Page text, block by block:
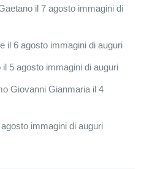
il 7 agosto immagini di
il 6 agosto immagini di auguri
5 agosto immagini di auguri
Giovanni Gianmaria il 4
immagini di auguri